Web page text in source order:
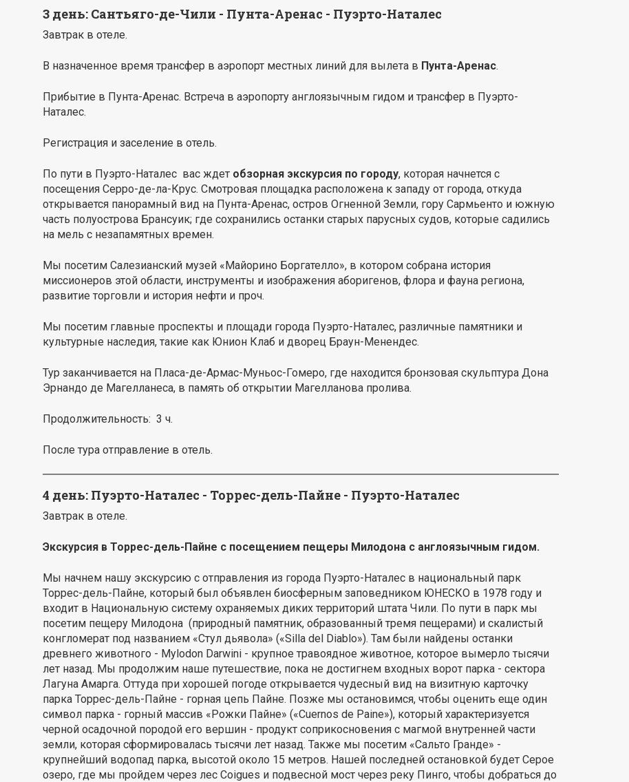
3 день: Сантьяго-де-Чили - Пунта-Аренас - Пуэрто-Наталес
Завтрак в отеле.
В назначенное время трансфер в аэропорт местных линий для вылета в Пунта-Аренас.
Прибытие в Пунта-Аренас. Встреча в аэропорту англоязычным гидом и трансфер в Пуэрто-
Наталес.
Регистрация и заселение в отель.
По пути в Пуэрто-Наталес вас ждет обзорная экскурсия по городу, которая начнется с
посещения Серро-де-ла-Крус. Смотровая площадка расположена к западу от города, откуда
открывается панорамный вид на Пунта-Аренас, остров Огненной Земли, гору Сармьенто и южную
часть полуострова Брансуик; где сохранились останки старых парусных судов, которые садились
на мель с незапамятных времен.
Мы посетим Салезианский музей «Майорино Боргателло», в котором собрана история
миссионеров этой области, инструменты и изображения аборигенов, флора и фауна региона,
развитие торговли и история нефти и проч.
Мы посетим главные проспекты и площади города Пуэрто-Наталес, различные памятники и
культурные наследия, такие как Юнион Клаб и дворец Браун-Менендес.
Тур заканчивается на Пласа-де-Армас-Муньос-Гомеро, где находится бронзовая скульптура Дона
Эрнандо де Магелланеса, в память об открытии Магелланова пролива.
Продолжительность: 3 ч.
После тура отправление в отель.
4 день: Пуэрто-Наталес - Торрес-дель-Пайне - Пуэрто-Наталес
Завтрак в отеле.
Экскурсия в Торрес-дель-Пайне с посещением пещеры Милодона с англоязычным гидом.
Мы начнем нашу экскурсию с отправления из города Пуэрто-Наталес в национальный парк
Торрес-дель-Пайне, который был объявлен биосферным заповедником ЮНЕСКО в 1978 году и
входит в Национальную систему охраняемых диких территорий штата Чили. По пути в парк мы
посетим пещеру Милодона (природный памятник, образованный тремя пещерами) и скалистый
конгломерат под названием «Стул дьявола» («Silla del Diablo»). Там были найдены останки
древнего животного - Mylodon Darwini - крупное травоядное животное, которое вымерло тысячи
лет назад. Мы продолжим наше путешествие, пока не достигнем входных ворот парка - сектора
Лагуна Амарга. Оттуда при хорошей погоде открывается чудесный вид на визитную карточку
парка Торрес-дель-Пайне - горная цепь Пайне. Позже мы остановимся, чтобы оценить еще один
символ парка - горный массив «Рожки Пайне» («Cuernos de Paine»), который характеризуется
черной осадочной породой его вершин - продукт соприкосновения с магмой внутренней части
земли, которая сформировалась тысячи лет назад. Также мы посетим «Сальто Гранде» -
крупнейший водопад парка, высотой около 15 метров. Нашей последней остановкой будет Серое
озеро, где мы пройдем через лес Coigues и подвесной мост через реку Пинго, чтобы добраться до